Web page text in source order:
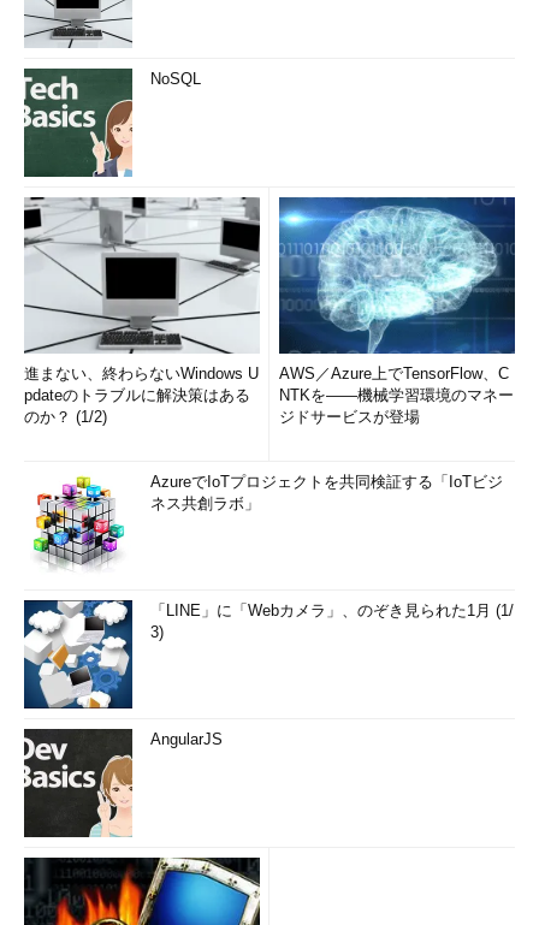
NoSQL
進まない、終わらないWindows U
pdateのトラブルに解決策はある
のか？ (1/2)
AWS／Azure上でTensorFlow、C
NTKを――機械学習環境のマネー
ジドサービスが登場
AzureでIoTプロジェクトを共同検証する「IoTビジ
ネス共創ラボ」
「LINE」に「Webカメラ」、のぞき見られた1月 (1/
3)
AngularJS